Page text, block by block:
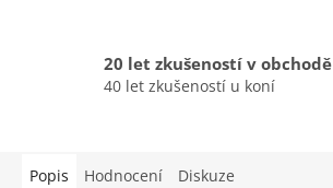
20 let zkušeností v obchodě
40 let zkušeností u koní
Popis Hodnocení Diskuze